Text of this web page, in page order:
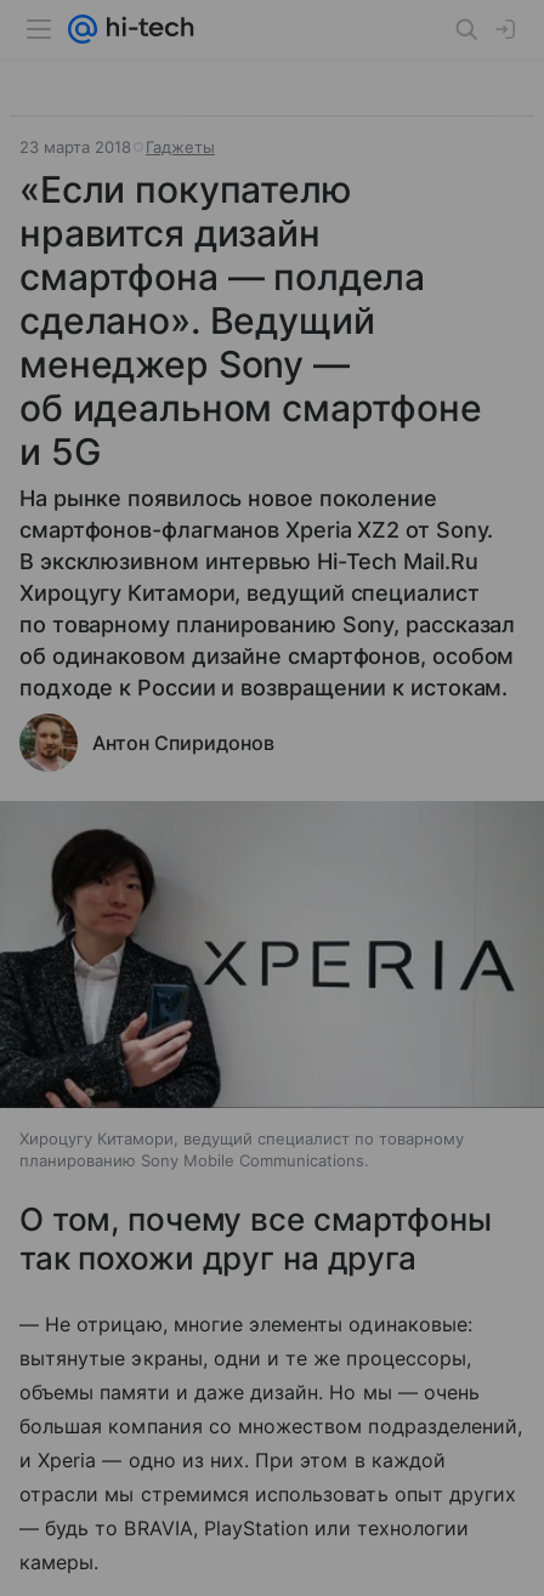
23 марта 2018 Гаджеты
«Если покупателю
нравится дизайн
смартфона — полдела
сделано». Ведущий
менеджер Sony —
об идеальном смартфоне
и 5G
На рынке появилось новое поколение
смартфонов-флагманов Xperia XZ2 от Sony.
В эксклюзивном интервью Hi-Tech Mail.Ru
Хироцугу Китамори, ведущий специалист
по товарному планированию Sony, рассказал
об одинаковом дизайне смартфонов, особом
подходе к России и возвращении к истокам.
Антон Спиридонов
Хироцугу Китамори, ведущий специалист по товарному
планированию Sony Mobile Communications.
О том, почему все смартфоны
так похожи друг на друга
— Не отрицаю, многие элементы одинаковые:
вытянутые экраны, одни и те же процессоры,
объемы памяти и даже дизайн. Но мы — очень
большая компания со множеством подразделений,
и Xperia — одно из них. При этом в каждой
отрасли мы стремимся использовать опыт других
— будь то BRAVIA, PlayStation или технологии
камеры.